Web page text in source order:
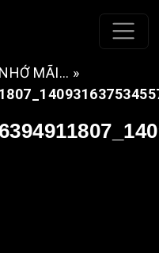
MÃI… »